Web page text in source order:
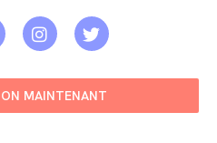
MAINTENANT